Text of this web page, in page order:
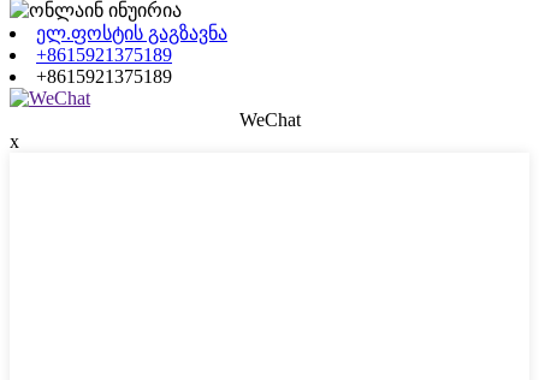
ელ.ფოსტის გაგზავნა
+8615921375189
+8615921375189
WeChat
x